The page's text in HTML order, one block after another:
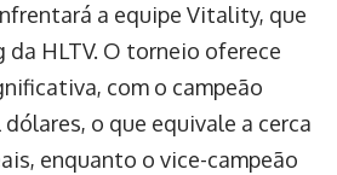
a equipe Vitality, que
da HLTV. O torneio oferece
com o campeão
o que equivale a cerca
enquanto o vice-campeão